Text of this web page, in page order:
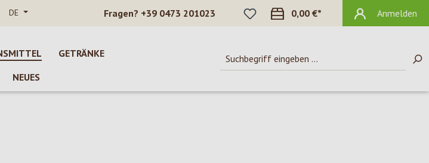
DE Fragen? +39 0473 201023
DU HAST 0 PRODUKTE AUF DEM
0,00 €* Anmelden
GETRÄNKE
NEUES